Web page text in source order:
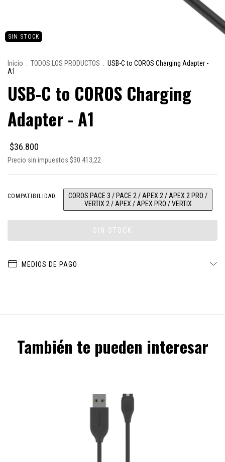
SIN STOCK
Inicio TODOS LOS PRODUCTOS
USB-C to COROS Charging Adapter -
A1
USB-C to COROS Charging
Adapter - A1
$36.800
Precio sin impuestos $30.413,22
COMPATIBILIDAD
COROS PACE 3 / PACE 2 / APEX 2 / APEX 2 PRO /
VERTIX 2 / APEX / APEX PRO / VERTIX
MEDIOS DE PAGO
También te pueden interesar